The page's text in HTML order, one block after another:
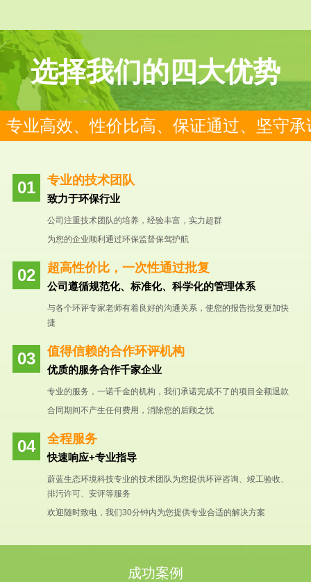
选择我们的四大优势
专业高效、性价比高、保证通过、坚守承
专业的技术团队
致力于环保行业
公司注重技术团队的培养，经验丰富，实力超群
为您的企业顺利通过环保监督保驾护航
超高性价比，一次性通过批复
公司遵循规范化、标准化、科学化的管理体系
与各个环评专家老师有着良好的沟通关系，使您的报告批复更加快
捷
值得信赖的合作环评机构
优质的服务合作千家企业
专业的服务，一诺千金的机构，我们承诺完成不了的项目全额退款
合同期间不产生任何费用，消除您的后顾之忧
全程服务
快速响应+专业指导
蔚蓝生态环境科技专业的技术团队为您提供环评咨询、竣工验收、
排污许可、安评等服务
欢迎随时致电，我们30分钟内为您提供专业合适的解决方案
成功案例